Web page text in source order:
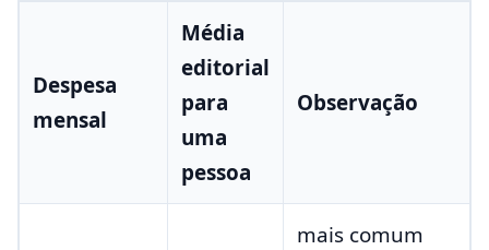
Despesa
mensal
Média
editorial
para
uma
pessoa
Observação
mais comum